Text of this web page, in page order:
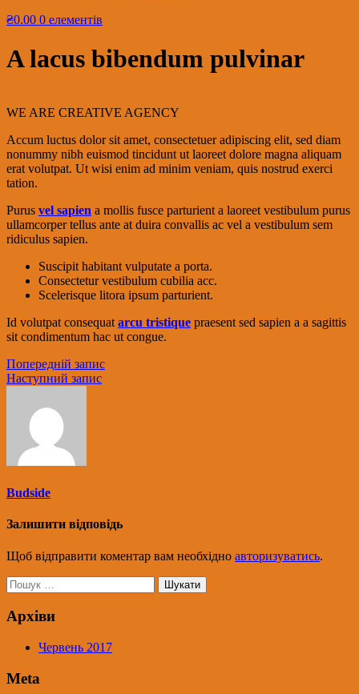
₴0.00 0 елементів
A lacus bibendum pulvinar
WE ARE CREATIVE AGENCY
Accum luctus dolor sit amet, consectetuer adipiscing elit, sed diam
nonummy nibh euismod tincidunt ut laoreet dolore magna aliquam
erat volutpat. Ut wisi enim ad minim veniam, quis nostrud exerci
tation.
Purus vel sapien a mollis fusce parturient a laoreet vestibulum purus
ullamcorper tellus ante at duira convallis ac vel a vestibulum sem
ridiculus sapien.
Suscipit habitant vulputate a porta.
Consectetur vestibulum cubilia acc.
Scelerisque litora ipsum parturient.
Id volutpat consequat arcu tristique praesent sed sapien a a sagittis
sit condimentum hac ut congue.
Попередній запис
Наступний запис
Budside
Залишити відповідь
Щоб відправити коментар вам необхідно авторизуватись.
Пошук:
Архіви
Червень 2017
Meta